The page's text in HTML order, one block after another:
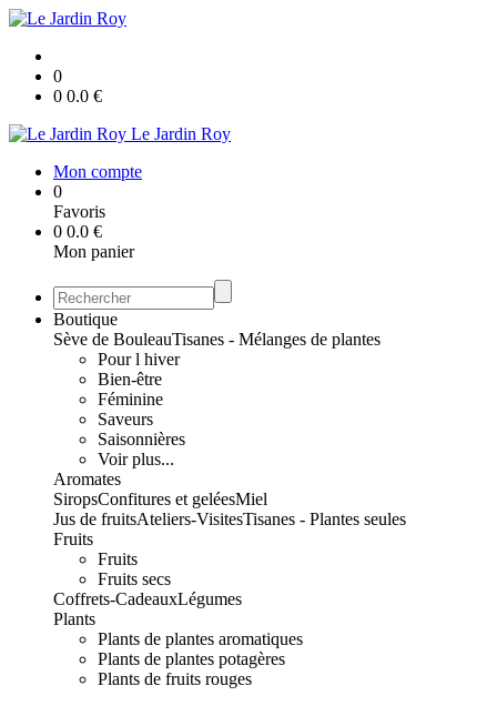
0
0 0.0 €
Le Jardin Roy
Mon compte
0
Favoris
0 0.0 €
Mon panier
Boutique
Sève de BouleauTisanes - Mélanges de plantes
Pour l hiver
Bien-être
Féminine
Saveurs
Saisonnières
Voir plus...
Aromates
SiropsConfitures et geléesMiel
Jus de fruitsAteliers-VisitesTisanes - Plantes seules
Fruits
Fruits
Fruits secs
Coffrets-CadeauxLégumes
Plants
Plants de plantes aromatiques
Plants de plantes potagères
Plants de fruits rouges